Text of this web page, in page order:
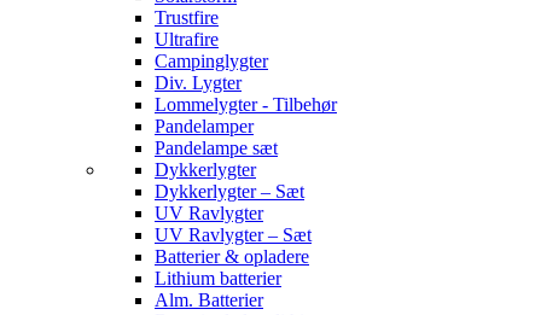
Trustfire
Ultrafire
Campinglygter
Div. Lygter
Lommelygter - Tilbehør
Pandelamper
Pandelampe sæt
Dykkerlygter
Dykkerlygter – Sæt
UV Ravlygter
UV Ravlygter – Sæt
Batterier & opladere
Lithium batterier
Alm. Batterier